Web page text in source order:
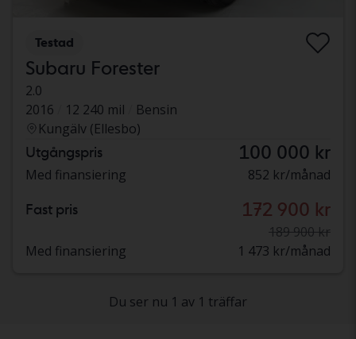
Testad
Subaru Forester
2.0
2016
12 240 mil
Bensin
Kungälv (Ellesbo)
Utgångspris 100 000 kr
Med finansiering 852 kr/månad
Fast pris 172 900 kr
189 900 kr
Med finansiering
1 473 kr/månad
Du ser nu 1 av 1 träffar